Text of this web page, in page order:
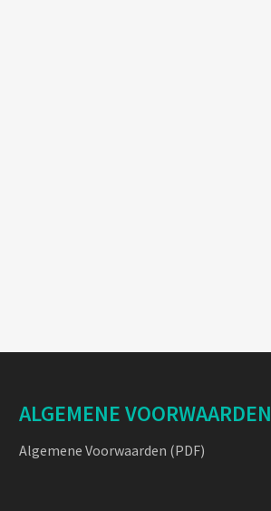
ALGEMENE VOORWAARDEN
Algemene Voorwaarden (PDF)